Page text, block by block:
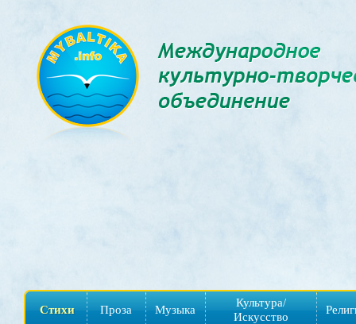
Стихи Проза Музыка
Культура/
Искусство